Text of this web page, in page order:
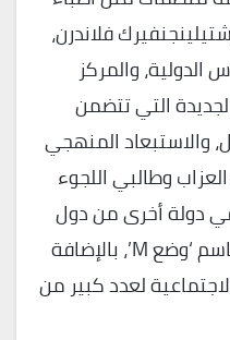
فلاندرن،
الدولية، والمركز
الجديدة التي تتضمن
والاستبعاد المنهجي
وطالبي اللجوء
دولة أخرى من دول
الاتحاد الأوروبي، والمعروف باسم ‘وضع M’، بالإضافة
لعدد كبير من